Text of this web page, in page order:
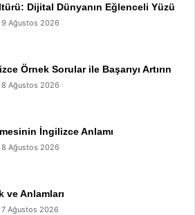
Dijital Dünyanın Eğlenceli Yüzü
9 Ağustos 2026
Örnek Sorular ile Başarıyı Artırın
8 Ağustos 2026
İngilizce Anlamı
8 Ağustos 2026
ve Anlamları
7 Ağustos 2026